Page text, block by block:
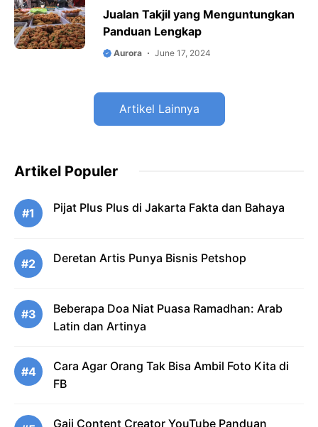
Jualan Takjil yang Menguntungkan
Panduan Lengkap
Aurora June 17, 2024
Artikel Lainnya
Artikel Populer
#1 Pijat Plus Plus di Jakarta Fakta dan Bahaya
#2 Deretan Artis Punya Bisnis Petshop
#3
Beberapa Doa Niat Puasa Ramadhan: Arab
Latin dan Artinya
#4
Cara Agar Orang Tak Bisa Ambil Foto Kita di
FB
Gaji Content Creator YouTube Panduan